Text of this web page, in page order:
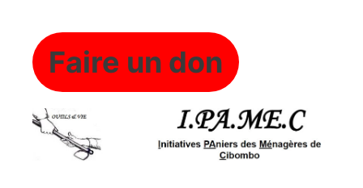
contenuFaire un don